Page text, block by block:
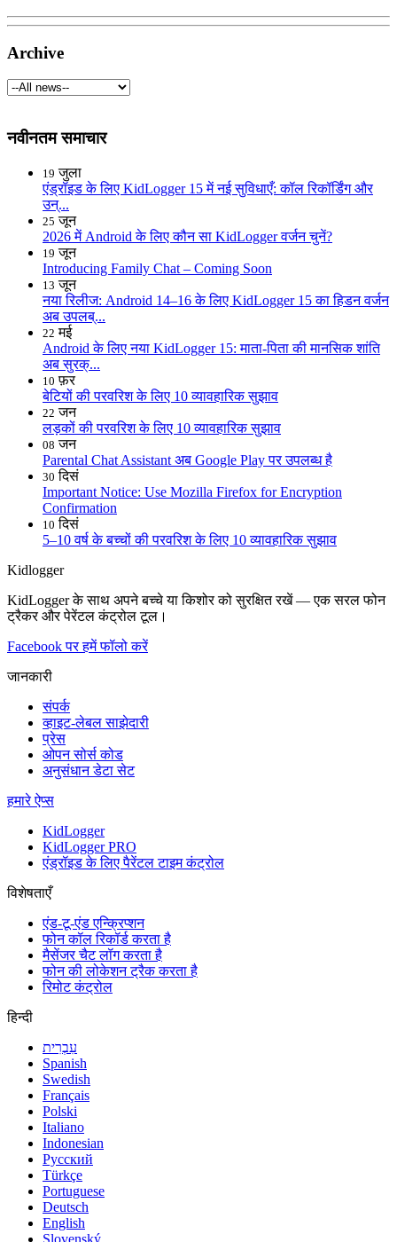
Archive
नवीनतम समाचार
19 जुला
एंड्रॉइड के लिए KidLogger 15 में नई सुविधाएँ: कॉल रिकॉर्डिंग और
उन्...
25 जून
2026 में Android के लिए कौन सा KidLogger वर्जन चुनें?
19 जून
Introducing Family Chat – Coming Soon
13 जून
नया रिलीज: Android 14–16 के लिए KidLogger 15 का हिडन वर्जन
अब उपलब्...
22 मई
Android के लिए नया KidLogger 15: माता-पिता की मानसिक शांति
अब सुरक्...
10 फ़र
बेटियों की परवरिश के लिए 10 व्यावहारिक सुझाव
22 जन
लड़कों की परवरिश के लिए 10 व्यावहारिक सुझाव
08 जन
Parental Chat Assistant अब Google Play पर उपलब्ध है
30 दिसं
Important Notice: Use Mozilla Firefox for Encryption
Confirmation
10 दिसं
5–10 वर्ष के बच्चों की परवरिश के लिए 10 व्यावहारिक सुझाव
Kidlogger
KidLogger के साथ अपने बच्चे या किशोर को सुरक्षित रखें — एक सरल फोन
ट्रैकर और पेरेंटल कंट्रोल टूल।
Facebook पर हमें फॉलो करें
जानकारी
संपर्क
व्हाइट-लेबल साझेदारी
प्रेस
ओपन सोर्स कोड
अनुसंधान डेटा सेट
हमारे ऐप्स
KidLogger
KidLogger PRO
एंड्रॉइड के लिए पैरेंटल टाइम कंट्रोल
विशेषताएँ
एंड-टू-एंड एन्क्रिप्शन
फोन कॉल रिकॉर्ड करता है
मैसेंजर चैट लॉग करता है
फोन की लोकेशन ट्रैक करता है
रिमोट कंट्रोल
हिन्दी
עִבְרִית
Spanish
Swedish
Français
Polski
Italiano
Indonesian
Русский
Türkçe
Portuguese
Deutsch
English
Slovenský